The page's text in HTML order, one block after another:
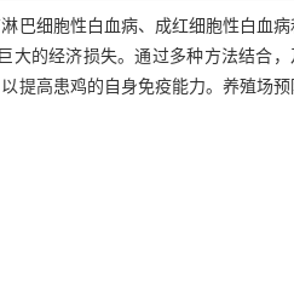
巴细胞性白血病、成红细胞性白血
大的经济损失。通过多种方法结合，
提高患鸡的自身免疫能力。养殖场